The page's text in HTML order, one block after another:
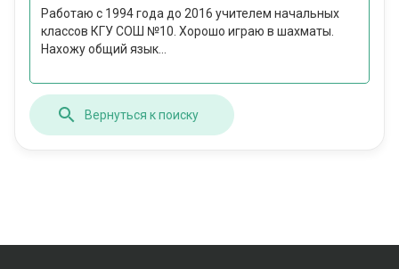
Работаю с 1994 года до 2016 учителем начальных
классов КГУ СОШ №10. Хорошо играю в шахматы.
Нахожу общий язык...
Вернуться к поиску